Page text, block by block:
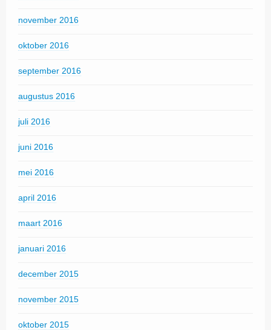
november 2016
oktober 2016
september 2016
augustus 2016
juli 2016
juni 2016
mei 2016
april 2016
maart 2016
januari 2016
december 2015
november 2015
oktober 2015